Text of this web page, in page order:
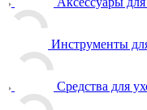
Инструменты
Средства для